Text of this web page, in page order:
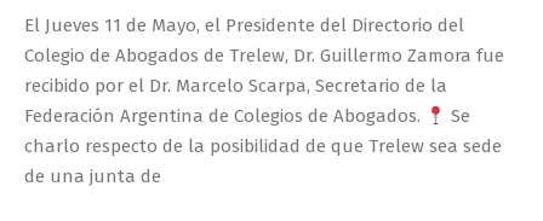
El Jueves 11 de Mayo, el Presidente del Directorio del
Colegio de Abogados de Trelew, Dr. Guillermo Zamora fue
recibido por el Dr. Marcelo Scarpa, Secretario de la
Federación Argentina de Colegios de Abogados.
Se
charlo respecto de la posibilidad de que Trelew sea sede
de una junta de